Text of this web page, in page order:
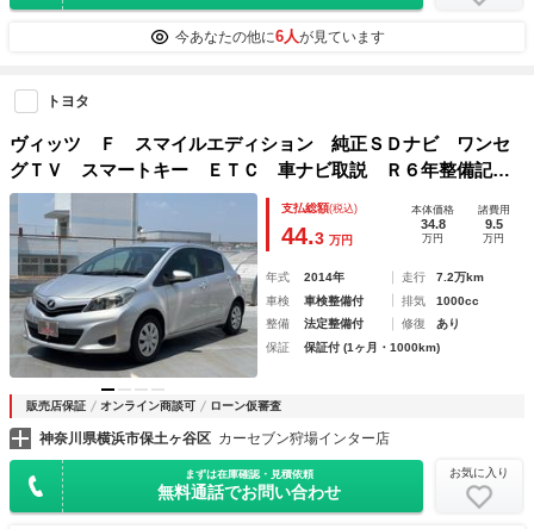
今あなたの他に6人が見ています
トヨタ
ヴィッツ Ｆ スマイルエディション 純正ＳＤナビ ワンセ
グＴＶ スマートキー ＥＴＣ 車ナビ取説 Ｒ６年整備記録
簿あり
支払総額(税込)
44.3 万円
本体価格
34.8
万円
諸費用
9.5
万円
年式 2014年 走行
7.2万km
車検
車検整備付 排気
1000cc
整備
法定整備付 修復
あり
保証
保証付 (1ヶ月・1000km)
販売店保証 オンライン商談可 ローン仮審査
神奈川県横浜市保土ヶ谷区 カーセブン狩場インター店
まずは在庫確認・見積依頼
無料通話でお問い合わせ
お気に入り